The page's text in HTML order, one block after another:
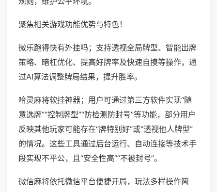
聚焦相关游戏功能优势与特色！
微乐跑得快有外挂吗；支持透视全局牌型、智能出牌
策略、暗杠优化、提高好牌率及快速自摸等操作，通
过AI算法调整牌局结果，提升胜率。
哈灵麻将软挂神器；用户可通过第三方软件实现“随
意选牌”“控制牌型”“防检测防封号”等功能，部分用户
反映其他玩家可能存在“牌特别好”或“透视他人牌型”
的情况。这些工具通过后台运行、自动连接等技术手
段实现不平公，且“安全性高”“不被封号”。
微信麻将依托微信平台便捷开局，玩法多样操作简